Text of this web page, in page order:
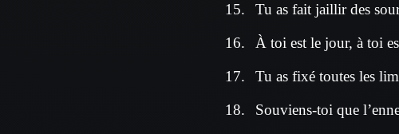
Tu as fait jaillir des
À toi est le jour, à toi
Tu as fixé toutes les
Souviens-toi que